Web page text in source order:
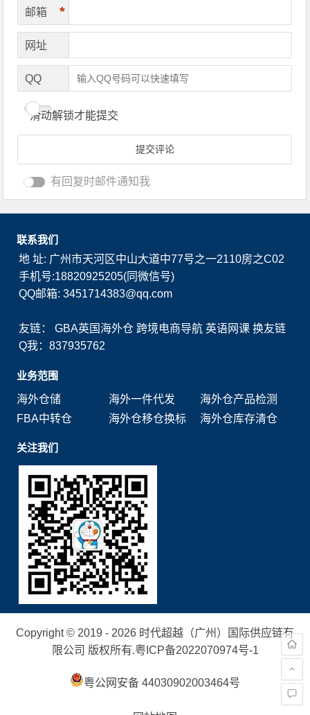
邮箱 *
网址
QQ
滑动解锁才能提交
有回复时邮件通知我
联系我们
地 址: 广州市天河区中山大道中77号之一2110房之C02
手机号:18820925205(同微信号)
QQ邮箱: 3451714383@qq.com
友链：GBA英国海外仓 跨境电商导航 英语网课 换友链
Q我：837935762
业务范围
海外仓储
海外一件代发
海外仓产品检测
FBA中转仓
海外仓移仓换标 海外仓库存清仓
关注我们
Copyright © 2019 - 2026 时代超越（广州）国际供应链有
限公司 版权所有.粤ICP备2022070974号-1
粤公网安备 44030902003464号